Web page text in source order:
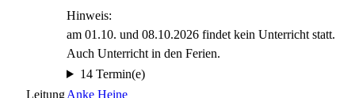
Hinweis:
am 01.10. und 08.10.2026 findet kein Unterricht statt.
Auch Unterricht in den Ferien.
14 Termin(e)
LeitungAnke Heine